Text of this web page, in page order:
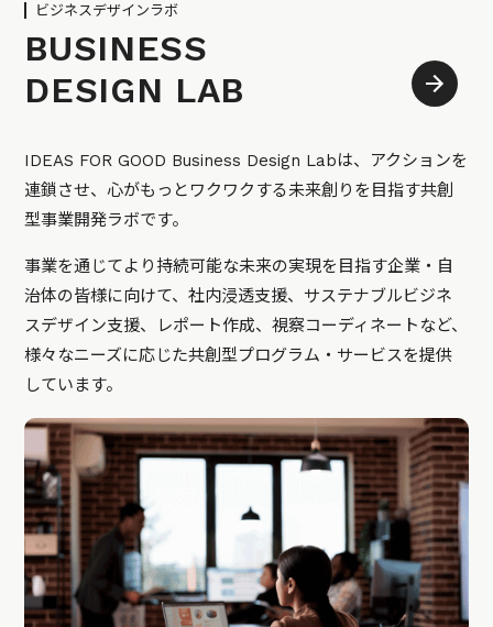
ビジネスデザインラボ
BUSINESS
DESIGN LAB
IDEAS FOR GOOD Business Design Labは、アクションを
連鎖させ、心がもっとワクワクする未来創りを目指す共創
型事業開発ラボです。
事業を通じてより持続可能な未来の実現を目指す企業・自
治体の皆様に向けて、社内浸透支援、サステナブルビジネ
スデザイン支援、レポート作成、視察コーディネートなど、
様々なニーズに応じた共創型プログラム・サービスを提供
しています。